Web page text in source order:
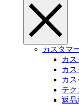
カスタマ
カス
カ
カ
テ
返品